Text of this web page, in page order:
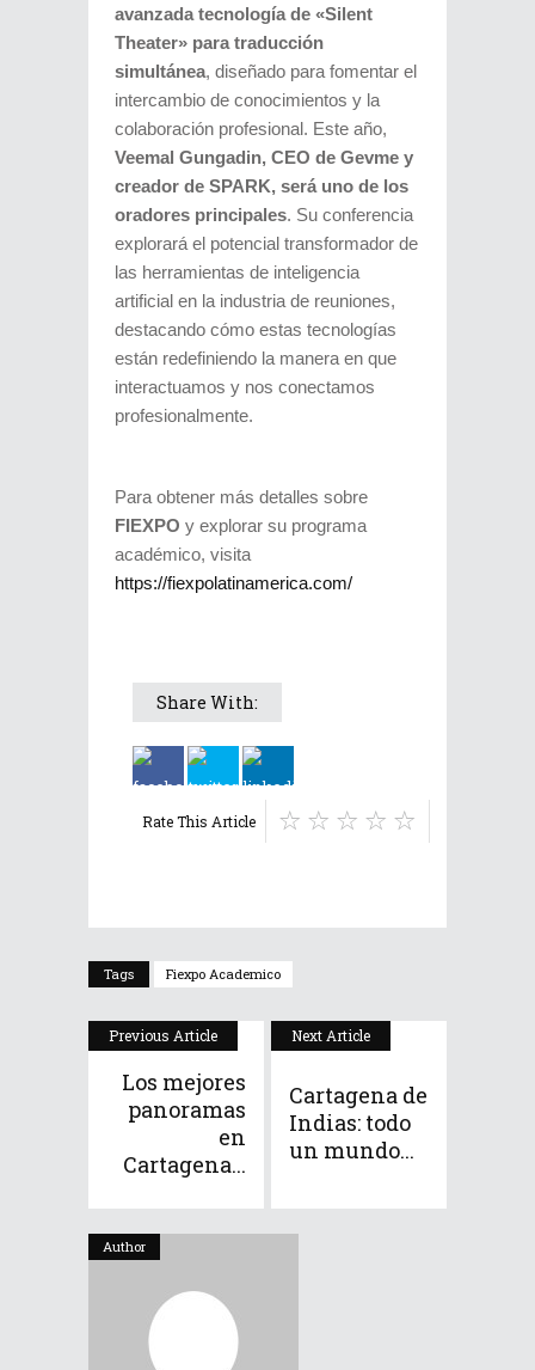
avanzada tecnología de «Silent
Theater» para traducción
simultánea, diseñado para fomentar el
intercambio de conocimientos y la
colaboración profesional. Este año,
Veemal Gungadin, CEO de Gevme y
creador de SPARK, será uno de los
oradores principales. Su conferencia
explorará el potencial transformador de
las herramientas de inteligencia
artificial en la industria de reuniones,
destacando cómo estas tecnologías
están redefiniendo la manera en que
interactuamos y nos conectamos
profesionalmente.
Para obtener más detalles sobre
FIEXPO y explorar su programa
académico, visita
https://fiexpolatinamerica.com/
Share With:
Rate This Article
Tags Fiexpo Academico
Previous Article
Los mejores
panoramas
en
Cartagena...
Next Article
Cartagena de
Indias: todo
un mundo...
Author